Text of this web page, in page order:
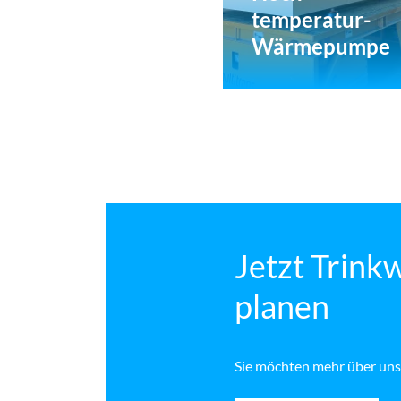
temperatur-
Wärmepumpe
Jetzt
planen
Sie möchten mehr über